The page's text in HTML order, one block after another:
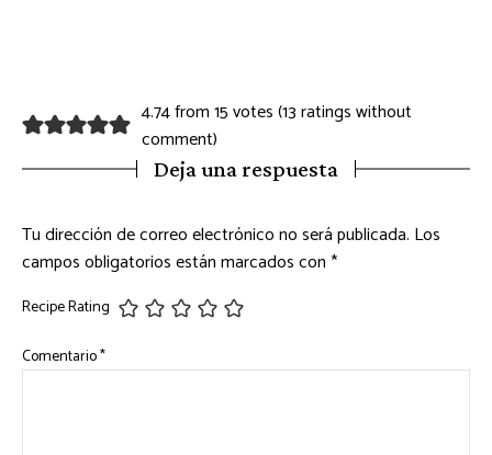
4.74 from 15 votes (13 ratings without
comment)
Deja una respuesta
Tu dirección de correo electrónico no será publicada. Los
campos obligatorios están marcados con*
Recipe Rating
Comentario*